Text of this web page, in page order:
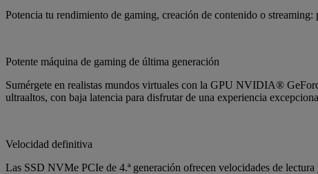
Potencia tu rendimiento de gaming, creación de contenido o
Potente máquina de gaming de última generación
Sumérgete en realistas mundos virtuales con la GPU NVIDIA®
ultraaltos, con baja latencia para disfrutar de una experiencia
Velocidad definitiva
Las SSD NVMe PCIe de 4.ª generación ofrecen velocidades de